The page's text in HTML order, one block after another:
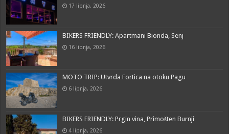
17 lipnja, 2026
BIKERS FRIENDLY: Apartmani Bionda, Senj
16 lipnja, 2026
MOTO TRIP: Utvrda Fortica na otoku Pagu
6 lipnja, 2026
BIKERS FRIENDLY: Prgin vina, Primošten Burnji
4 lipnja, 2026